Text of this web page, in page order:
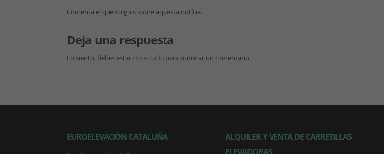
Comenta el que vulguis sobre aquesta notícia.
Deja una respuesta
Lo siento, debes estar conectado para publicar un comentario.
EUROELEVACIÓN CATALUÑA
ALQUILER Y VENTA DE CARRETILLAS
ELEVADORAS